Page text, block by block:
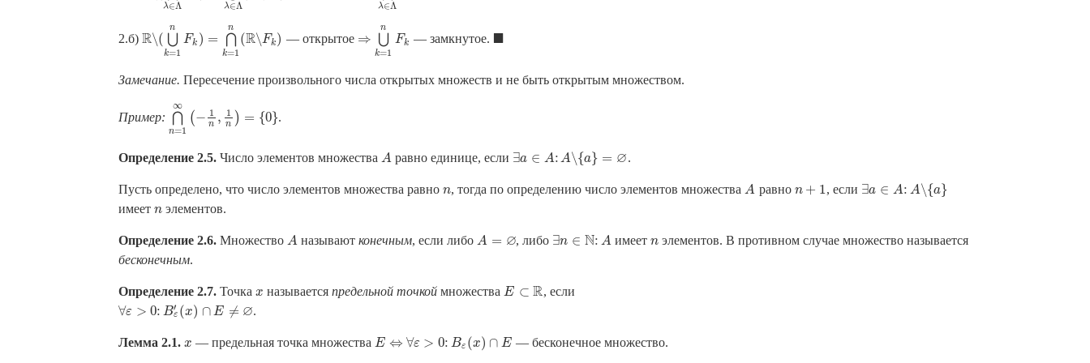
λ∈Λ λ∈Λ λ∈Λ
2.б) R∖( ⋃
k=1
n
Fk ) = ⋂
k=1
n
(R∖Fk)
R∖( ⋃ k =1n F k) ⋂k=1n(R∖ Fk)
— открытое ⇒ ⋃
k=1
n
Fk
⇒⋃ k = 1nF k
— замкнутое. ■
◼
Замечание. Пересечение произвольного числа открытых множеств и не быть открытым множеством.
Пример: ⋂
n=1
∞
(− 1
n , 1
n ) = {0}
⋂ n =1∞(−1n, 1 n)={0}.
Определение 2.5.Число элементов множества A
A равно единице, если ∃a ∈ A: A∖{a} = ∅
∃a∈A:A∖{a}=∅ .
Пусть определено, что число элементов множества равно n
n, тогда по определению число элементов множества A
A равно n + 1
n+1 , если ∃a ∈ A: A∖{a}
∃a∈A:A ∖{a}
имеет n
n элементов.
Определение 2.6.Множество A
A называютконечным, если либо A = ∅
A=∅ , либо ∃n ∈ N: A
∃n∈N:A имеетn
n элементов. В противном случае множество называется
бесконечным.
Определение 2.7.Точка x
x называетсяпредельной точкой множества E ⊂ R
E⊂R , если
∀ε > 0: B′
ε (x) ∩ E ≠ ∅
∀ε >0 Bε′(x)∩E ≠∅ .
Лемма 2.1. x
x — предельная точка множества E
E ⇔
⇔ ∀ε > 0: Bε (x) ∩ E
∀ε >0 Bε(x)∩E — бесконечное множество.